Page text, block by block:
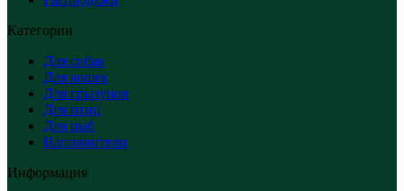
Категории
Для собак
Для кошек
Для грызунов
Для птиц
Для рыб
Наполнители
Информация